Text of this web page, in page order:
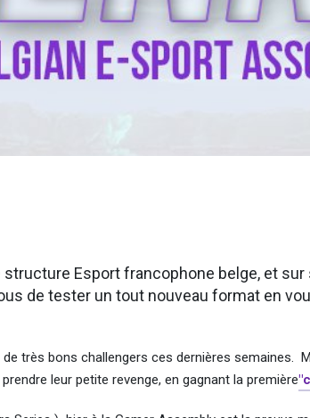
structure Esport francophone belge, et
de tester un tout nouveau format en
très bons challengers ces dernières semaines.
leur petite revenge, en gagnant la première